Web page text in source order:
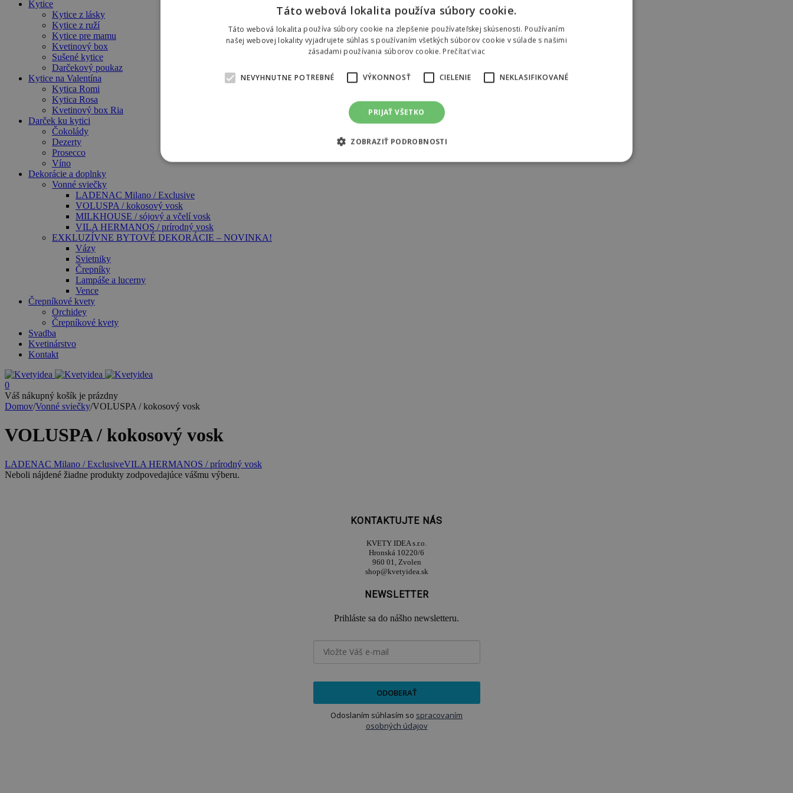
Kytice
Kytice z lásky
Kytice z ruží
Kytice pre mamu
Kvetinový box
Sušené kytice
Darčekový poukaz
Kytice na Valentína
Kytica Romi
Kytica Rosa
Kvetinový box Ria
Darček ku kytici
Čokolády
Dezerty
Prosecco
Víno
Dekorácie a doplnky
Vonné sviečky
LADENAC Milano / Exclusive
VOLUSPA / kokosový vosk
MILKHOUSE / sójový a včelí vosk
VILA HERMANOS / prírodný vosk
EXKLUZÍVNE BYTOVÉ DEKORÁCIE – NOVINKA!
Vázy
Svietniky
Črepníky
Lampáše a lucerny
Vence
Črepníkové kvety
Orchidey
Črepníkové kvety
Svadba
Kvetinárstvo
Kontakt
0
Váš nákupný košík je prázdny
Domov/Vonné sviečky/VOLUSPA / kokosový vosk
VOLUSPA / kokosový vosk
LADENAC Milano / ExclusiveVILA HERMANOS / prírodný vosk
Neboli nájdené žiadne produkty zodpovedajúce vášmu výberu.
KONTAKTUJTE NÁS
KVETY IDEA s.r.o.
Hronská 10220/6
960 01, Zvolen
shop@kvetyidea.sk
NEWSLETTER
Prihláste sa do nášho newsletteru.
ODOBERAŤ
Odoslaním súhlasím so spracovaním
osobných údajov
Táto webová lokalita používa súbory cookie.
Táto webová lokalita používa súbory cookie na zlepšenie používateľskej skúsenosti. Používaním
našej webovej lokality vyjadrujete súhlas s používaním všetkých súborov cookie v súlade s našimi
zásadami používania súborov cookie. Prečítať viac
NEVYHNUTNE POTREBNÉ VÝKONNOSŤ CIELENIE NEKLASIFIKOVANÉ
PRIJAŤ VŠETKO
ZOBRAZIŤ PODROBNOSTI